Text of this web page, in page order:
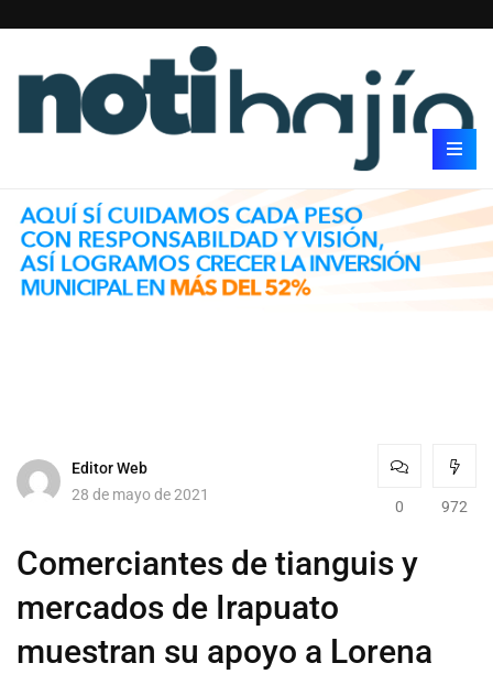
Editor Web
28 de mayo de 2021
0 972
Comerciantes de tianguis y
mercados de Irapuato
muestran su apoyo a Lorena